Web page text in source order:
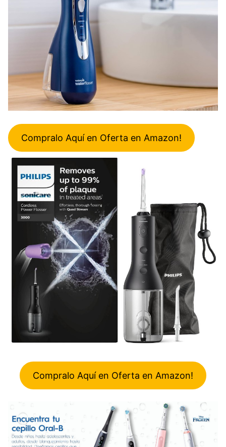
Compralo Aquí en Oferta en Amazon!
Compralo Aquí en Oferta en Amazon!